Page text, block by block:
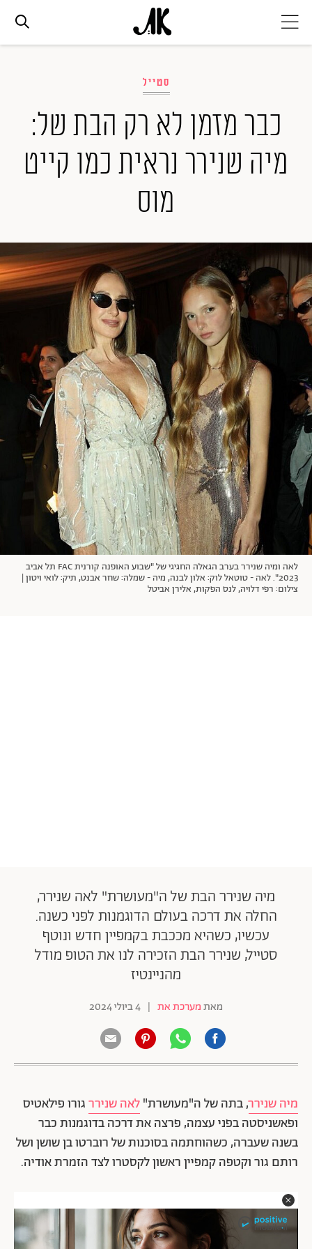
אופנה
ביוטי
סלבס
ערוצים נוספים
תרבות ופנאי
הפקות אופנה
עיצוב
בריאות
קריירה
יחסים
משפחה
חופש
תוכן מקודם
מי אנחנו
תנאי שימוש
מדיניות פרטיות
הצהרת נגישות
שירות לקוחות למנויים
כתבו לנו
© יובל סיגלר תקשורת בע"מ 2026
Designed, Developed and Powered byRGB Media
סטייל
כבר מזמן לא רק הבת של:
מיה שנירר נראית כמו קייט
מוס
לאה ומיה שנירר בערב הגאלה החגיגי של "שבוע האופנה קורנית FAC תל אביב
2023". לאה - טוטאל לוק: אלון לבנה, מיה - שמלה: שחר אבנט, תיק: לואי ויטון |
צילום: רפי דלויה, לנס הפקות, אלירן אביטל
מיה שנירר הבת של ה"מעושרת" לאה שנירר,
החלה את דרכה בעולם הדוגמנות לפני כשנה.
עכשיו, כשהיא מככבת בקמפיין חדש ונוטף
סטייל, שנירר הבת הזכירה לנו את הטופ מודל
מהניינטיז
מאתמערכת את | 4 ביולי 2024
מיה שנירר, בתה של ה"מעושרת"לאה שניררגורו פילאטיס
ופאשניסטה בפני עצמה, פרצה את דרכה בדוגמנות כבר
בשנה שעברה, כשהוחתמה בסוכנות של רוברטו בן שושן ושל
רותם גור וקטפה קמפיין ראשון לקסטרו לצד הזמרת אודיה.